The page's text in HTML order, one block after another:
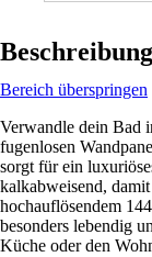
Beschreibung
Bereich überspringen
Verwandle dein Bad
fugenlosen
sorgt für ein
kalkabweisend,
hochauflösendem
besonders lebendig
Küche oder den